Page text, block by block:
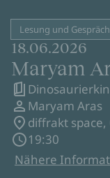
Lesung und Gespräch
18.06.2026
Maryam
Maryam Aras
diffrakt
19:30
Nähere